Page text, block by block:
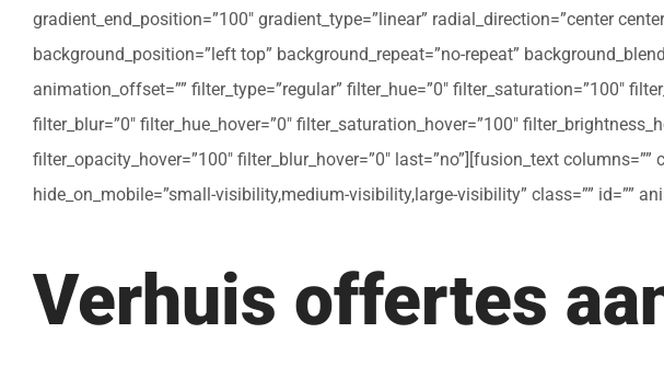
gradient_end_position=”100″ gradient_type=”linear” radial_direction=”center
background_position=”left top” background_repeat=”no-repeat”
animation_offset=”” filter_type=”regular” filter_hue=”0″ filter_saturation=”100″
filter_blur=”0″ filter_hue_hover=”0″ filter_saturation_hover=”100″
filter_opacity_hover=”100″ filter_blur_hover=”0″ last=”no”][fusion_text
hide_on_mobile=”small-visibility,medium-visibility,large-visibility” class=”” id=””
Verhuis offertes